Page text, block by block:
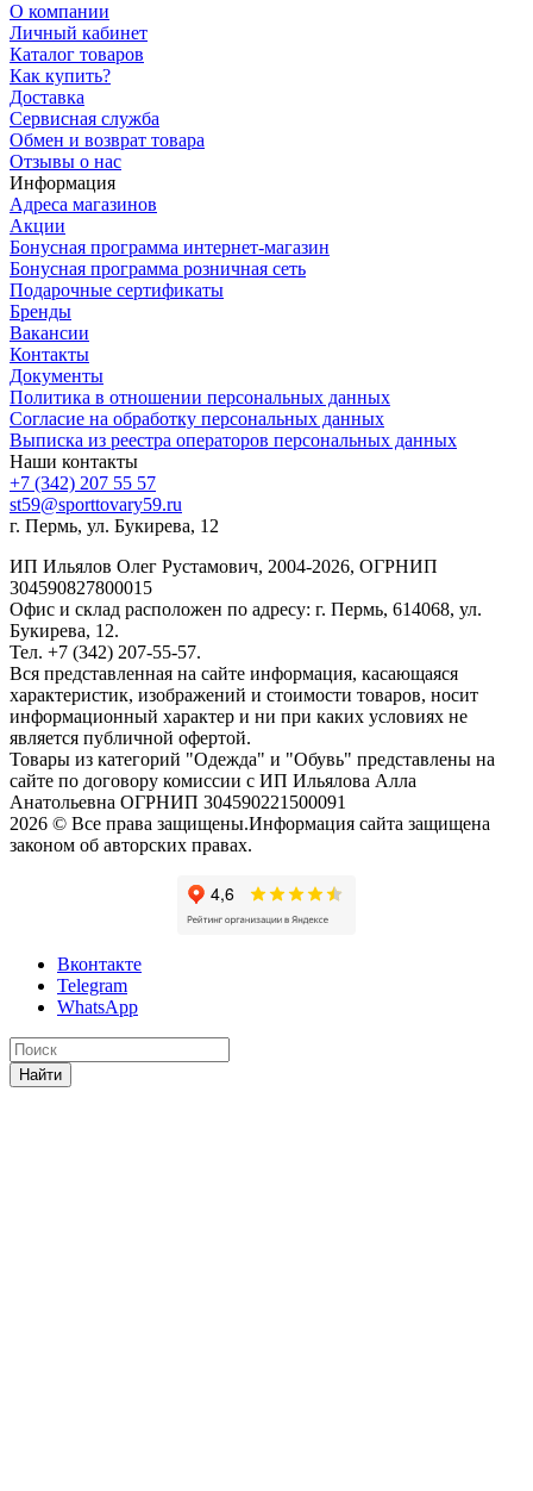
О компании
Личный кабинет
Каталог товаров
Как купить?
Доставка
Сервисная служба
Обмен и возврат товара
Отзывы о нас
Информация
Адреса магазинов
Акции
Бонусная программа интернет-магазин
Бонусная программа розничная сеть
Подарочные сертификаты
Бренды
Вакансии
Контакты
Документы
Политика в отношении персональных данных
Согласие на обработку персональных данных
Выписка из реестра операторов персональных данных
Наши контакты
+7 (342) 207 55 57
st59@sporttovary59.ru
г. Пермь, ул. Букирева, 12
ИП Ильялов Олег Рустамович, 2004-2026, ОГРНИП
304590827800015
Офис и склад расположен по адресу: г. Пермь, 614068, ул.
Букирева, 12.
Тел. +7 (342) 207-55-57.
Вся представленная на сайте информация, касающаяся
характеристик, изображений и стоимости товаров, носит
информационный характер и ни при каких условиях не
является публичной офертой.
Товары из категорий "Одежда" и "Обувь" представлены на
сайте по договору комиссии с ИП Ильялова Алла
Анатольевна ОГРНИП 304590221500091
2026 © Все права защищены.Информация сайта защищена
законом об авторских правах.
Вконтакте
Telegram
WhatsApp
Найти